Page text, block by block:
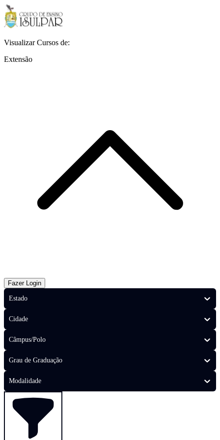
Visualizar Cursos de:
Extensão
Fazer Login
Estado
Cidade
Câmpus/Polo
Grau de Graduação
Modalidade